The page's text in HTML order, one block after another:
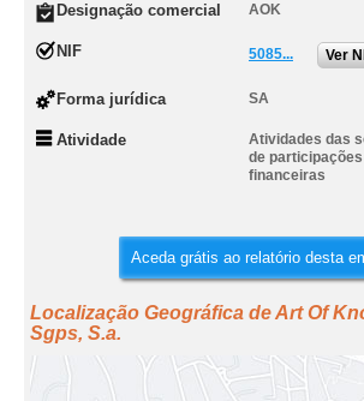
Designação comercial AOK
NIF 5085... Ver
Forma jurídica SA
Atividade
Atividades das
de
financeiras
Aceda grátis ao relatório desta
Localização Geográfica de Art Of
Sgps, S.a.